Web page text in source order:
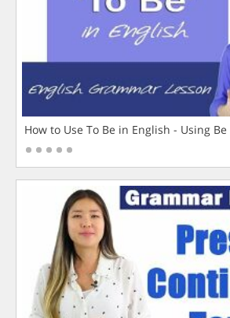
How to Use To Be in English - Using